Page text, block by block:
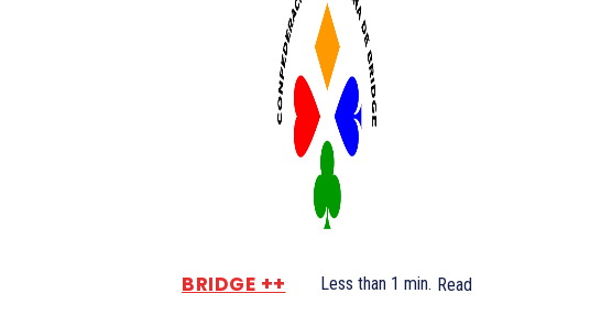
BRIDGE ++ Less than 1 min. Read